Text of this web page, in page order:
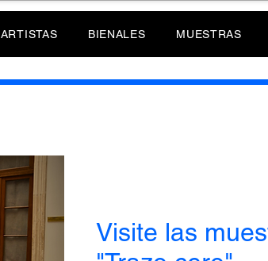
ARTISTAS BIENALES MUESTRAS
Visite las